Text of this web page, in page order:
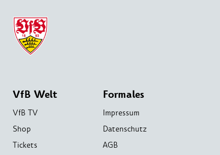
VfB Welt
VfB TV
Shop
Tickets
Formales
Impressum
Datenschutz
AGB